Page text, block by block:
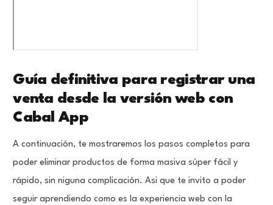
Guía definitiva para registrar una
venta desde la versión web con
Cabal App
A continuación, te mostraremos los pasos completos para
poder eliminar productos de forma masiva súper fácil y
rápido, sin niguna complicación. Asi que te invito a poder
seguir aprendiendo como es la experiencia web con la